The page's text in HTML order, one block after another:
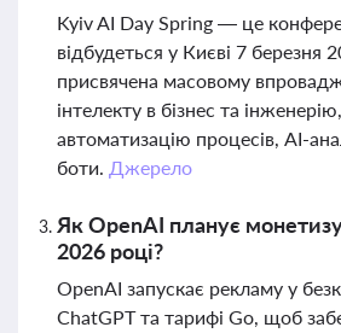
Kyiv AI Day Spring — це
відбудеться у Києві 7 березня
присвячена масовому
інтелекту в бізнес та
автоматизацію процесів, AI-
боти. Джерело
Як OpenAI планує
2026 році?
OpenAI запускає рекламу у
ChatGPT та тарифі Go, щоб